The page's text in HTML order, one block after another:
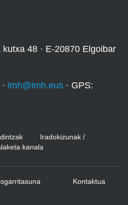
48 · E-20870 Elgoibar
· imh@imh.eus · GPS:
Iradokizunak /
kanala
Kontaktua